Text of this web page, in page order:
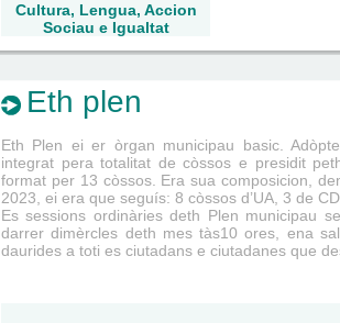
Cultura, Lengua, Accion
Sociau e Igualtat
Eth plen
Eth Plen ei er òrgan municipau basic.
integrat pera totalitat de còssos e presidit
format per 13 còssos. Era sua composicion,
2023, ei era que seguís: 8 còssos d’UA, 3 de
Es sessions ordinàries deth Plen municipau
darrer dimèrcles deth mes tàs10 ores, ena
daurides a toti es ciutadans e ciutadanes que